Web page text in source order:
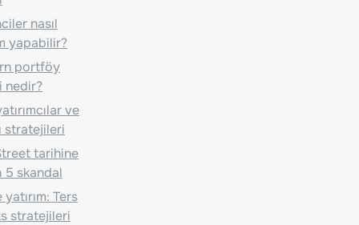
nasıl
yapabilir?
portföy
nedir?
ve
stratejileri
tarihine
5 skandal
Ters
stratejileri